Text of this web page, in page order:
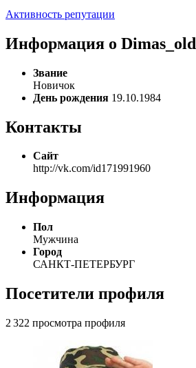
Активность репутации
Информация о Dimas_old
Звание
Новичок
День рождения 19.10.1984
Контакты
Сайт
http://vk.com/id171991960
Информация
Пол
Мужчина
Город
САНКТ-ПЕТЕРБУРГ
Посетители профиля
2 322 просмотра профиля